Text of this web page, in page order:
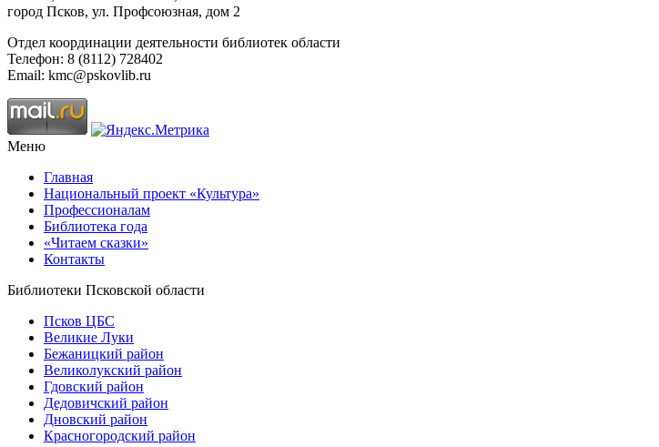
город Псков, ул. Профсоюзная, дом 2
Отдел координации деятельности библиотек области
Телефон: 8 (8112) 728402
Email: kmc@pskovlib.ru
Меню
Главная
Национальный проект «Культура»
Профессионалам
Библиотека года
«Читаем сказки»
Контакты
Библиотеки Псковской области
Псков ЦБС
Великие Луки
Бежаницкий район
Великолукский район
Гдовский район
Дедовичский район
Дновский район
Красногородский район